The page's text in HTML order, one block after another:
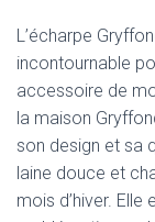
L’écharpe
incontournable
accessoire de
la maison
son design et sa
laine douce et
mois d’hiver.